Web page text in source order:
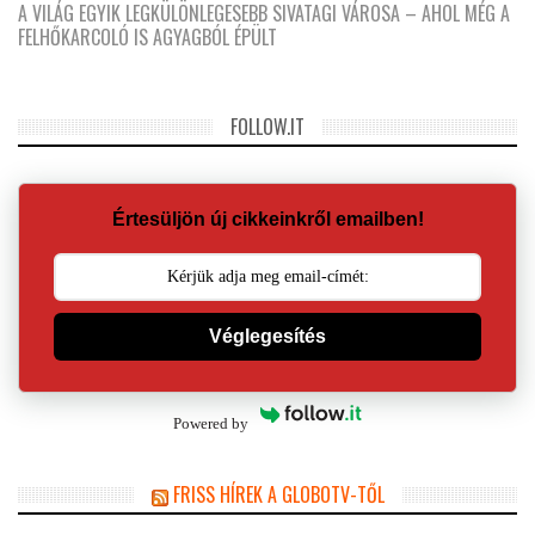
A VILÁG EGYIK LEGKÜLÖNLEGESEBB SIVATAGI VÁROSA – AHOL MÉG A
FELHŐKARCOLÓ IS AGYAGBÓL ÉPÜLT
FOLLOW.IT
Értesüljön új cikkeinkről emailben!
Véglegesítés
Powered by
FRISS HÍREK A GLOBOTV-TŐL